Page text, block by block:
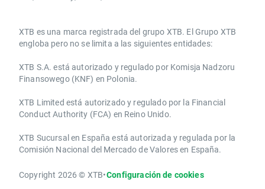
​​XTB es una marca registrada del grupo XTB. El Grupo XTB
engloba pero no se limita a las siguientes entidades:
XTB S.A.​ está autorizado y regulado por Komisja Nadzoru
Finansowego (KNF) ​en Polonia.
XTB Limited ​está autorizado y regulado por la ​Financial
Conduct Authority ​(FCA) en ​​Reino Unido.
XTB Sucursal en España está autorizada y regulada por la
Comisión Nacional del Mercado de Valores en España.
Copyright 2026 © XTB•Configuración de cookies